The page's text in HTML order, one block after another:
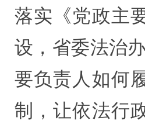
落实《党政主
设，省委法治
要负责人如何
制，让依法行